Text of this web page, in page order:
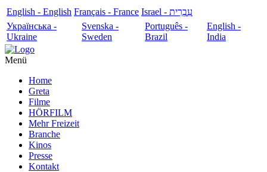
English - English Français - France
עִבְרִית - Israel
Українська -
Ukraine
Svenska -
Sweden
Português -
Brazil
English -
India
Menü
Home
Greta
Filme
HÖRFILM
Mehr Freizeit
Branche
Kinos
Presse
Kontakt